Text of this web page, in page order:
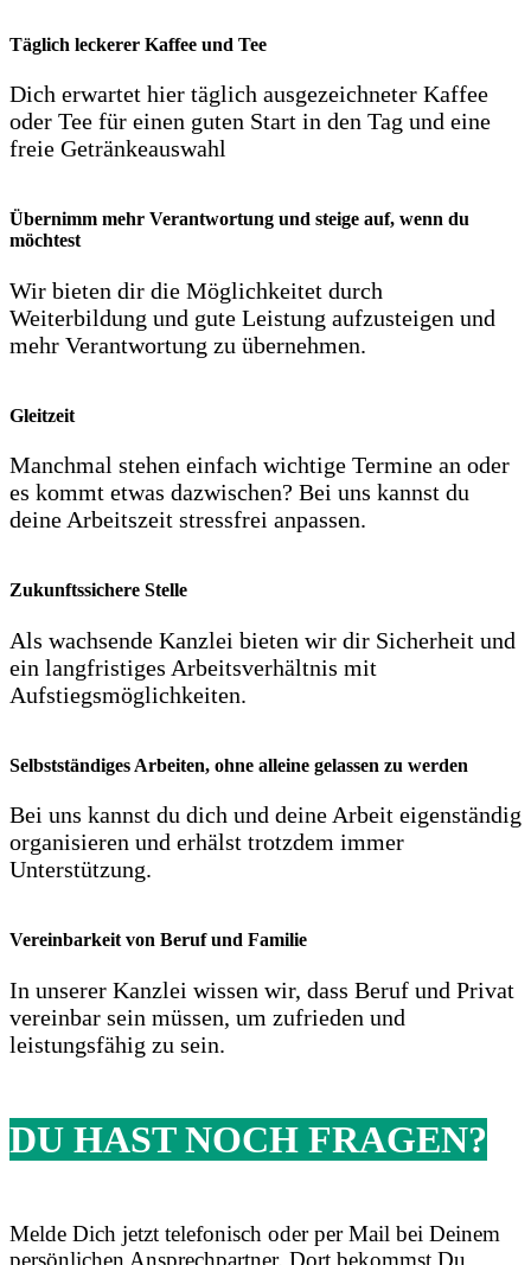
Täglich leckerer Kaffee und Tee
Dich erwartet hier täglich ausgezeichneter Kaffee
oder Tee für einen guten Start in den Tag und eine
freie Getränkeauswahl
Übernimm mehr Verantwortung und steige auf, wenn du
möchtest
Wir bieten dir die Möglichkeitet durch
Weiterbildung und gute Leistung aufzusteigen und
mehr Verantwortung zu übernehmen.
Gleitzeit
Manchmal stehen einfach wichtige Termine an oder
es kommt etwas dazwischen? Bei uns kannst du
deine Arbeitszeit stressfrei anpassen.
Zukunftssichere Stelle
Als wachsende Kanzlei bieten wir dir Sicherheit und
ein langfristiges Arbeitsverhältnis mit
Aufstiegsmöglichkeiten.
Selbstständiges Arbeiten, ohne alleine gelassen zu werden
Bei uns kannst du dich und deine Arbeit eigenständig
organisieren und erhälst trotzdem immer
Unterstützung.
Vereinbarkeit von Beruf und Familie
In unserer Kanzlei wissen wir, dass Beruf und Privat
vereinbar sein müssen, um zufrieden und
leistungsfähig zu sein.
DU HAST NOCH FRAGEN?
Melde Dich jetzt telefonisch oder per Mail bei Deinem
persönlichen Ansprechpartner. Dort bekommst Du